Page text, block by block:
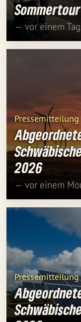
— vor einem Tag
Pressemitteilung
2026
— vor einem
Pressemitteilung